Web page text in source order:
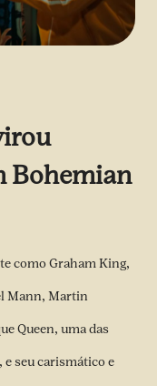
Bohemian
como Graham King,
Mann, Martin
Queen, uma das
seu carismático e